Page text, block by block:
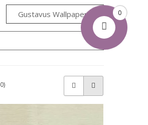
0
Gustavus Wallpapers